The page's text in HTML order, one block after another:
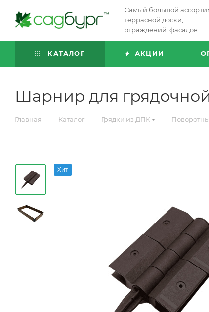
Самый большой
террасной доски,
ограждений, фасадов
КАТАЛОГ АКЦИИ
Шарнир для
Главная — Каталог — Грядки из ДПК —
Хит